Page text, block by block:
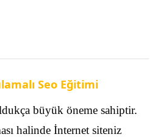
Seo Eğitimi
büyük öneme sahiptir.
halinde İnternet siteniz